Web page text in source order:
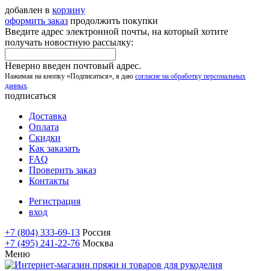
добавлен в корзину
оформить заказ продолжить покупки
Введите адрес электронной почты, на который хотите
получать новостную рассылку:
Неверно введен почтовый адрес.
Нажимая на кнопку «Подписаться», я даю согласие на обработку персональных
данных.
подписаться
Доставка
Оплата
Скидки
Как заказать
FAQ
Проверить заказ
Контакты
Регистрация
вход
+7 (804) 333-69-13 Россия
+7 (495) 241-22-76 Москва
Меню